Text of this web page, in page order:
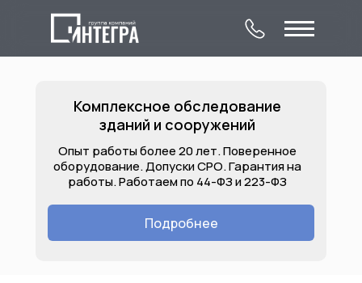
Комплексное
обследование
зданий и сооружений
О компании
Услуги
Объекты
Лицензии
Контакты
Комплексное обследование
зданий и сооружений
Подробнее
Опыт работы более 20 лет. Поверенное
оборудование. Допуски СРО. Гарантия на
работы. Работаем по 44-ФЗ и 223-ФЗ